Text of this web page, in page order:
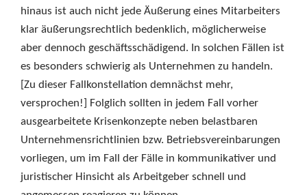
hinaus ist auch nicht jede Äußerung eines Mitarbeiters
klar äußerungsrechtlich bedenklich, möglicherweise
aber dennoch geschäftsschädigend. In solchen Fällen ist
es besonders schwierig als Unternehmen zu handeln.
[Zu dieser Fallkonstellation demnächst mehr,
versprochen!] Folglich sollten in jedem Fall vorher
ausgearbeitete Krisenkonzepte neben belastbaren
Unternehmensrichtlinien bzw. Betriebsvereinbarungen
vorliegen, um im Fall der Fälle in kommunikativer und
juristischer Hinsicht als Arbeitgeber schnell und